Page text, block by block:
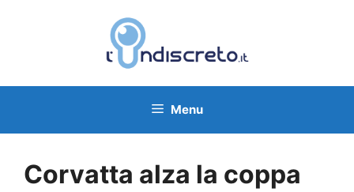
Menu
Corvatta alza la coppa